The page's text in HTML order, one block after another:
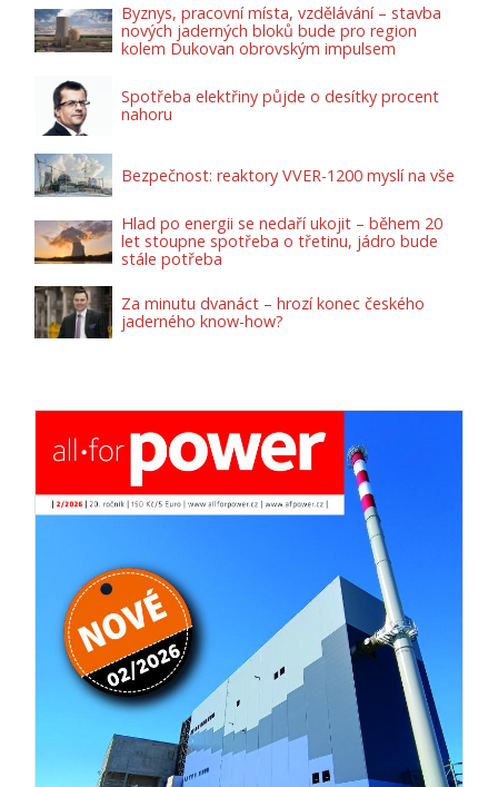
Byznys, pracovní místa, vzdělávání – stavba
nových jaderných bloků bude pro region
kolem Dukovan obrovským impulsem
Spotřeba elektřiny půjde o desítky procent
nahoru
Bezpečnost: reaktory VVER-1200 myslí na vše
Hlad po energii se nedaří ukojit – během 20
let stoupne spotřeba o třetinu, jádro bude
stále potřeba
Za minutu dvanáct – hrozí konec českého
jaderného know-how?